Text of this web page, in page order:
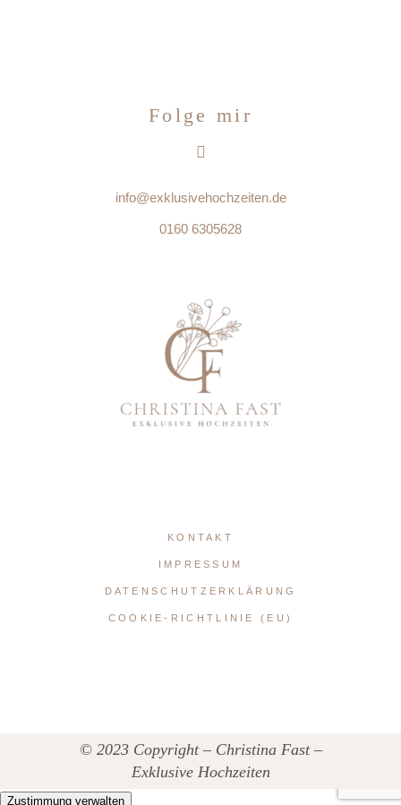
Folge mir
info@exklusivehochzeiten.de
0160 6305628
KONTAKT
IMPRESSUM
DATENSCHUTZERKLÄRUNG
COOKIE-RICHTLINIE (EU)
© 2023 Copyright – Christina Fast –
Exklusive Hochzeiten
Zustimmung verwalten